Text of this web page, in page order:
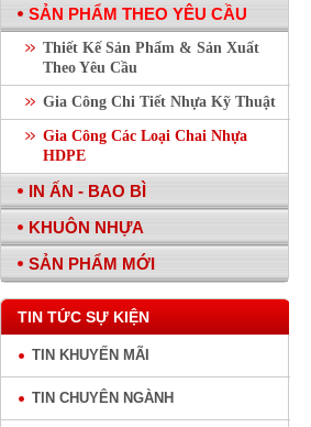
SẢN PHẨM THEO YÊU CẦU
Thiết Kế Sản Phẩm & Sản Xuất
Theo Yêu Cầu
Gia Công Chi Tiết Nhựa Kỹ Thuật
Gia Công Các Loại Chai Nhựa
HDPE
IN ẤN - BAO BÌ
KHUÔN NHỰA
SẢN PHẨM MỚI
TIN TỨC SỰ KIỆN
TIN KHUYẾN MÃI
TIN CHUYÊN NGÀNH